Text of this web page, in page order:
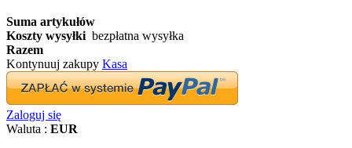
Suma artykułów
Koszty wysyłki bezpłatna wysyłka
Razem
Kontynuuj zakupy Kasa
Zaloguj się
Waluta : EUR